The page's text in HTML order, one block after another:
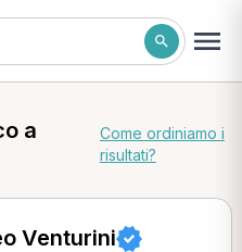
a
Come ordiniamo i
risultati?
Venturini